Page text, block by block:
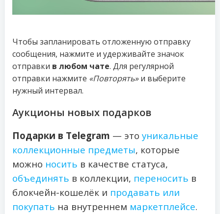
Чтобы запланировать отложенную отправку
сообщения, нажмите и удерживайте значок
отправки в любом чате. Для регулярной
отправки нажмите «Повторять»и выберите
нужный интервал.
Аукционы новых подарков
Подарки в Telegram — это уникальные
коллекционные предметы, которые
можно носить в качестве статуса,
объединять в коллекции, переносить в
блокчейн-кошелёк и продавать или
покупать на внутреннем маркетплейсе.